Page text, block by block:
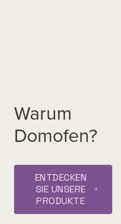
Warum
Domofen?
ENTDECKEN
SIE UNSERE
PRODUKTE